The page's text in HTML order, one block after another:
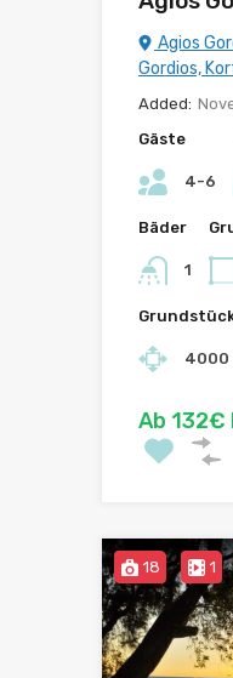
Agios
Gordios,
Added:
Gäste
4-6
Bäder
1
4000
Ab 132€
18 1